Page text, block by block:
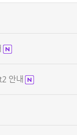
안내